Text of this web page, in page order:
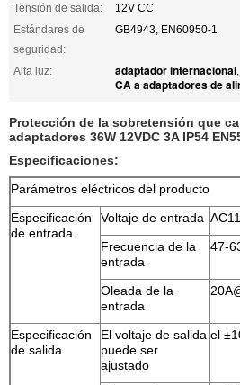
Tensión de salida:
12V CC
Estándares de
seguridad:
GB4943, EN60950-1
Alta luz: adaptador internacional,
CA a adaptadores de
Protección de la sobretensión que
adaptadores 36W 12VDC 3A IP54
Especificaciones:
Parámetros eléctricos del producto
Especificación
de entrada
Voltaje de entrada
Frecuencia de la
entrada
47-
Oleada de la
entrada
Especificación
de salida
El voltaje de salida
puede ser
ajustado
el